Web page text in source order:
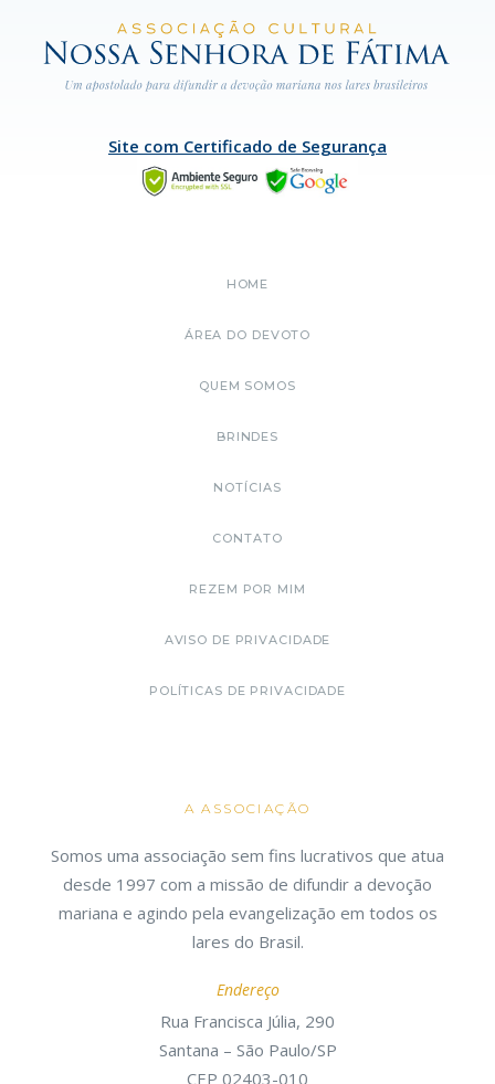
Site com Certificado de Segurança
HOME
ÁREA DO DEVOTO
QUEM SOMOS
BRINDES
NOTÍCIAS
CONTATO
REZEM POR MIM
AVISO DE PRIVACIDADE
POLÍTICAS DE PRIVACIDADE
A ASSOCIAÇÃO
Somos uma associação sem fins lucrativos que atua
desde 1997 com a missão de difundir a devoção
mariana e agindo pela evangelização em todos os
lares do Brasil.
Endereço
Rua Francisca Júlia, 290
Santana – São Paulo/SP
CEP 02403-010